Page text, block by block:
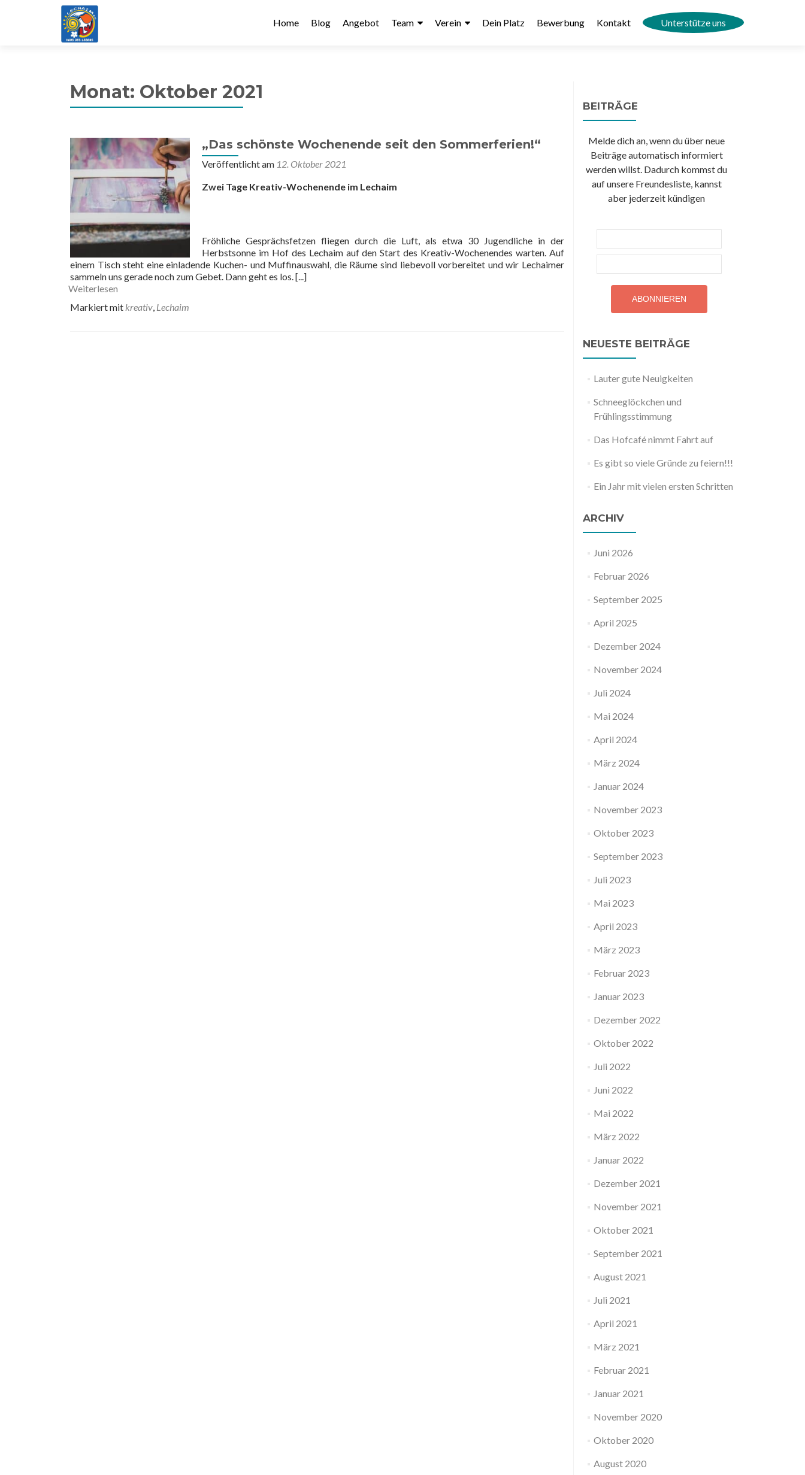
Home Blog Angebot Team Verein Dein Platz Bewerbung Kontakt Unterstütze uns
Monat: Oktober 2021
„Das schönste Wochenende seit den Sommerferien!“
Veröffentlicht am 12. Oktober 2021
Zwei Tage Kreativ-Wochenende im Lechaim
Fröhliche Gesprächsfetzen fliegen durch die Luft, als etwa 30 Jugendliche in der
Herbstsonne im Hof des Lechaim auf den Start des Kreativ-Wochenendes warten. Auf
einem Tisch steht eine einladende Kuchen- und Muffinauswahl, die Räume sind liebevoll vorbereitet und wir Lechaimer
sammeln uns gerade noch zum Gebet. Dann geht es los.[...]
Weiterlesen
Markiert mit kreativ, Lechaim
BEITRÄGE
Melde dich an, wenn du über neue
Beiträge automatisch informiert
werden willst. Dadurch kommst du
auf unsere Freundesliste, kannst
aber jederzeit kündigen
NEUESTE BEITRÄGE
Lauter gute Neuigkeiten
Schneeglöckchen und
Frühlingsstimmung
Das Hofcafé nimmt Fahrt auf
Es gibt so viele Gründe zu feiern!!!
Ein Jahr mit vielen ersten Schritten
ARCHIV
Juni 2026
Februar 2026
September 2025
April 2025
Dezember 2024
November 2024
Juli 2024
Mai 2024
April 2024
März 2024
Januar 2024
November 2023
Oktober 2023
September 2023
Juli 2023
Mai 2023
April 2023
März 2023
Februar 2023
Januar 2023
Dezember 2022
Oktober 2022
Juli 2022
Juni 2022
Mai 2022
März 2022
Januar 2022
Dezember 2021
November 2021
Oktober 2021
September 2021
August 2021
Juli 2021
April 2021
März 2021
Februar 2021
Januar 2021
November 2020
Oktober 2020
August 2020